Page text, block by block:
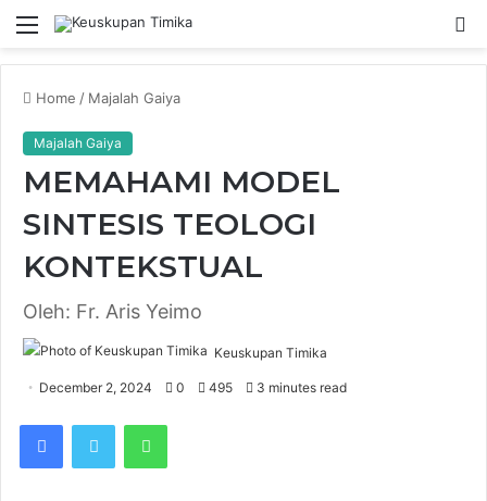
Menu
Home / Majalah Gaiya
Majalah Gaiya
MEMAHAMI MODEL
SINTESIS TEOLOGI
KONTEKSTUAL
Oleh: Fr. Aris Yeimo
Keuskupan Timika
December 2, 2024 0 495 3 minutes read